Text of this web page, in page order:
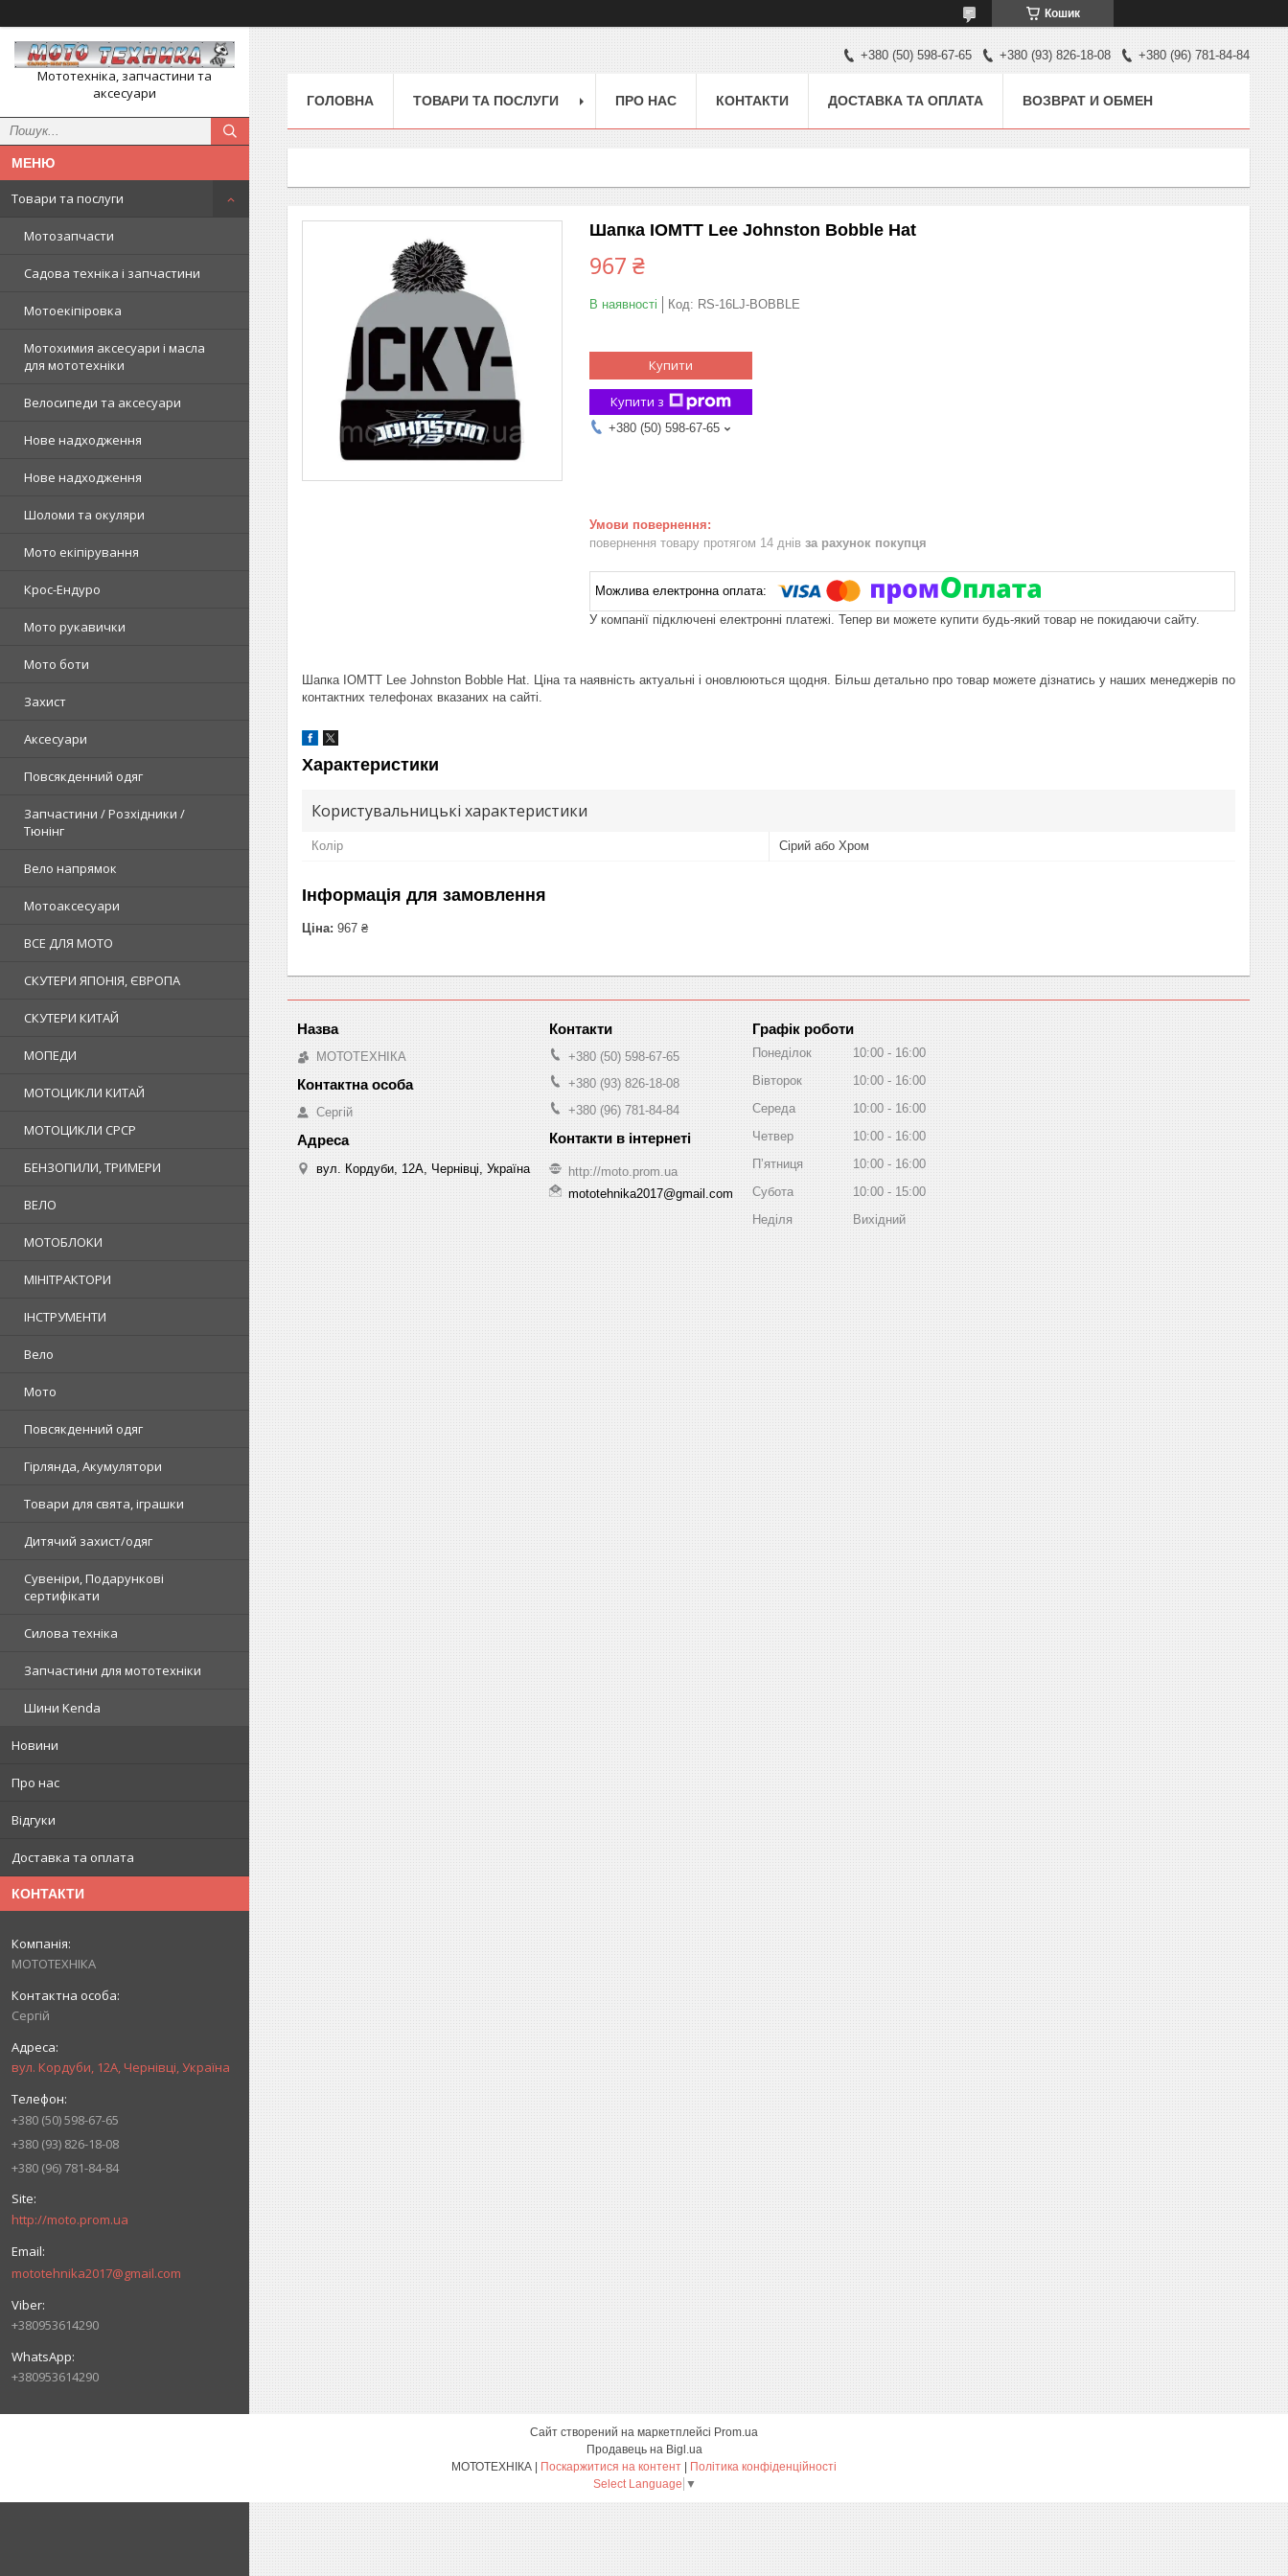
Кошик
Мототехніка, запчастини та
аксесуари
Товари та послуги
Мотозапчасти
Садова техніка і запчастини
Мотоекіпіровка
Мотохимия аксесуари і масла
для мототехніки
Велосипеди та аксесуари
Нове надходження
Нове надходження
Шоломи та окуляри
Мото екіпірування
Крос-Ендуро
Мото рукавички
Мото боти
Захист
Аксесуари
Повсякденний одяг
Запчастини / Розхідники /
Тюнінг
Вело напрямок
Мотоаксесуари
ВСЕ ДЛЯ МОТО
СКУТЕРИ ЯПОНІЯ, ЄВРОПА
СКУТЕРИ КИТАЙ
МОПЕДИ
МОТОЦИКЛИ КИТАЙ
МОТОЦИКЛИ СРСР
БЕНЗОПИЛИ, ТРИМЕРИ
ВЕЛО
МОТОБЛОКИ
МІНІТРАКТОРИ
ІНСТРУМЕНТИ
Вело
Мото
Повсякденний одяг
Гірлянда, Акумулятори
Товари для свята, іграшки
Дитячий захист/одяг
Сувеніри, Подарункові
сертифікати
Силова техніка
Запчастини для мототехніки
Шини Kenda
Новини
Про нас
Відгуки
Доставка та оплата
КОНТАКТИ
МОТОТЕХНІКА
Сергій
вул. Кордуби, 12А, Чернівці, Україна
+380 (50) 598-67-65
+380 (93) 826-18-08
+380 (96) 781-84-84
http://moto.prom.ua
mototehnika2017@gmail.com
+380953614290
+380953614290
+380 (50) 598-67-65 +380 (93) 826-18-08 +380 (96) 781-84-84
ГОЛОВНА ТОВАРИ ТА ПОСЛУГИ ПРО НАС КОНТАКТИ ДОСТАВКА ТА ОПЛАТА ВОЗВРАТ И ОБМЕН
Шапка IOMTT Lee Johnston Bobble Hat
967 ₴
В наявності Код: RS-16LJ-BOBBLE
Купити
Купити з
+380 (50) 598-67-65
повернення товару протягом 14 днів за рахунок покупця
У компанії підключені електронні платежі. Тепер ви можете купити будь-який товар не покидаючи сайту.
Шапка IOMTT Lee Johnston Bobble Hat. Ціна та наявність актуальні і оновлюються щодня. Більш детально про товар можете дізнатись у наших менеджерів по
контактних телефонах вказаних на сайті.
Характеристики
Користувальницькі характеристики
Колір Сірий або Хром
Інформація для замовлення
Ціна: 967 ₴
МОТОТЕХНІКА
Сергій
вул. Кордуби, 12А, Чернівці, Україна
+380 (50) 598-67-65
+380 (93) 826-18-08
+380 (96) 781-84-84
http://moto.prom.ua
mototehnika2017@gmail.com
Графік роботи
Понеділок 10:00
16:00
Вівторок
10:00
16:00
Середа
10:00
16:00
Четвер
10:00
16:00
Пʼятниця
10:00
16:00
Субота
10:00
15:00
Неділя
Вихідний
Сайт створений на маркетплейсі Prom.ua
Продавець на Bigl.ua
МОТОТЕХНІКА | Поскаржитися на контент | Політика конфіденційності
Select Language ▼